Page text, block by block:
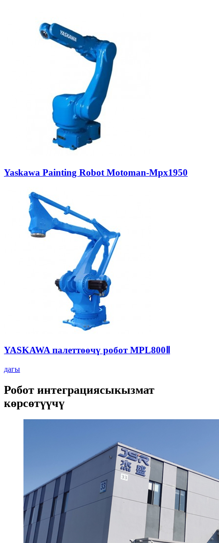
Yaskawa Painting Robot Motoman-Mpx1950
YASKAWA палеттөөчү робот MPL800Ⅱ
дагы
Робот интеграциясыкызмат
көрсөтүүчү